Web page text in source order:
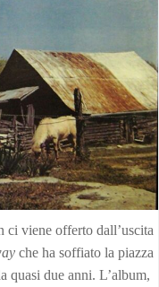
viene offerto dall’uscita
che ha soffiato la piazza
quasi due anni. L’album,